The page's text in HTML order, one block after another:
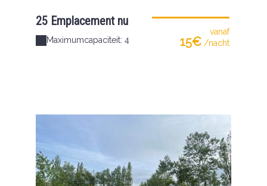
25 Emplacement nu
Maximumcapaciteit: 4
vanaf
15€ /nacht